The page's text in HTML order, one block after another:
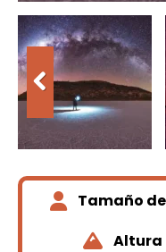
Tamaño
Altura